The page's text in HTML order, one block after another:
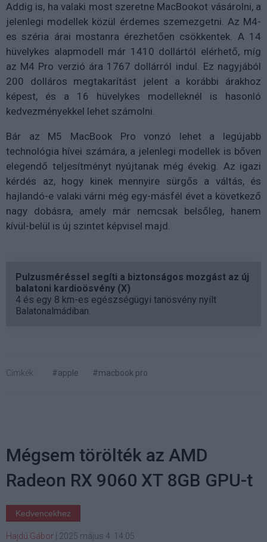
Addig is, ha valaki most szeretne MacBookot vásárolni, a
jelenlegi modellek közül érdemes szemezgetni. Az M4-
es széria árai mostanra érezhetően csökkentek. A 14
hüvelykes alapmodell már 1410 dollártól elérhető, míg
az M4 Pro verzió ára 1767 dollárról indul. Ez nagyjából
200 dolláros megtakarítást jelent a korábbi árakhoz
képest, és a 16 hüvelykes modelleknél is hasonló
kedvezményekkel lehet számolni.
Bár az M5 MacBook Pro vonzó lehet a legújabb
technológia hívei számára, a jelenlegi modellek is bőven
elegendő teljesítményt nyújtanak még évekig. Az igazi
kérdés az, hogy kinek mennyire sürgős a váltás, és
hajlandó-e valaki várni még egy-másfél évet a következő
nagy dobásra, amely már nemcsak belsőleg, hanem
kívül-belül is új szintet képvisel majd.
Pulzusméréssel segíti a biztonságos mozgást az új
balatoni kardioösvény (X)
4 és egy 8 km-es egészségügyi tanösvény nyílt
Balatonalmádiban.
Címkék: #apple #macbook pro
Mégsem törölték az AMD
Radeon RX 9060 XT 8GB GPU-t
Kedvencekhez
Hajdú Gábor 2025 május 4. 14:05